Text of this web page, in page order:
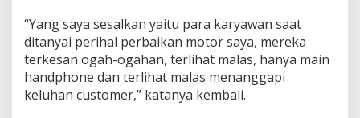
“Yang saya sesalkan yaitu para karyawan saat
ditanyai perihal perbaikan motor saya, mereka
terkesan ogah-ogahan, terlihat malas, hanya main
handphone dan terlihat malas menanggapi
keluhan customer,” katanya kembali.